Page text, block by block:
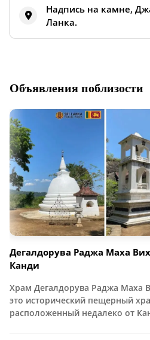
Надпись на камне,
Ланка.
Объявления поблизости
Дегалдорува Раджа Маха
Канди
Храм Дегалдорува Раджа Маха
это исторический пещерный
расположенный недалеко от